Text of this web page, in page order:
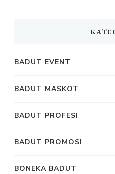
BADUT EVENT
BADUT MASKOT
BADUT PROFESI
BADUT PROMOSI
BONEKA BADUT